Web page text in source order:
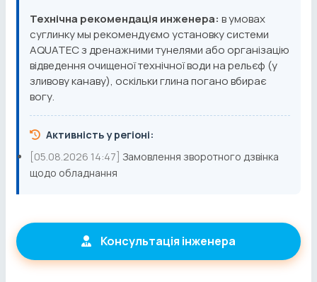
Технічна рекомендація инженера: в умовах
суглинку мы рекомендуємо установку системи
AQUATEC з дренажними тунелями або організацію
відведення очищеної технічної води на рельєф (у
зливову канаву), оскільки глина погано вбирає
вогу.
Активність у регіоні:
[05.08.2026 14:47] Замовлення зворотного дзвінка
щодо обладнання
Консультація інженера